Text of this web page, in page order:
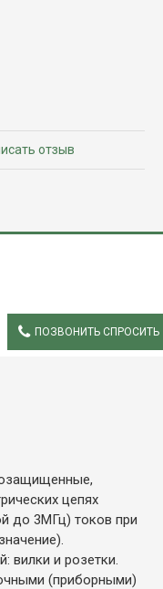
отзыв
ПОЗВОНИТЬ СПРОСИТЬ
цепях
до 3МГц) токов при
вилки и розетки.
(приборными)